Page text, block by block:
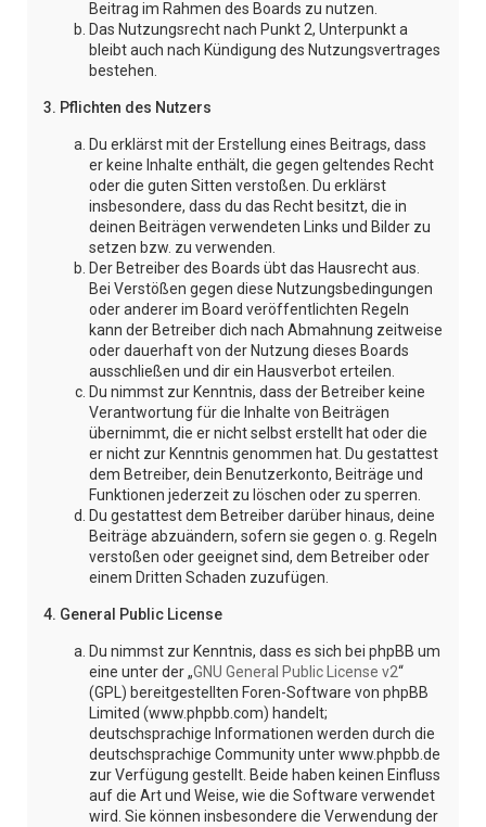
Beitrag im Rahmen des Boards zu nutzen.
Das Nutzungsrecht nach Punkt 2, Unterpunkt a
bleibt auch nach Kündigung des Nutzungsvertrages
bestehen.
3. Pflichten des Nutzers
Du erklärst mit der Erstellung eines Beitrags, dass
er keine Inhalte enthält, die gegen geltendes Recht
oder die guten Sitten verstoßen. Du erklärst
insbesondere, dass du das Recht besitzt, die in
deinen Beiträgen verwendeten Links und Bilder zu
setzen bzw. zu verwenden.
Der Betreiber des Boards übt das Hausrecht aus.
Bei Verstößen gegen diese Nutzungsbedingungen
oder anderer im Board veröffentlichten Regeln
kann der Betreiber dich nach Abmahnung zeitweise
oder dauerhaft von der Nutzung dieses Boards
ausschließen und dir ein Hausverbot erteilen.
Du nimmst zur Kenntnis, dass der Betreiber keine
Verantwortung für die Inhalte von Beiträgen
übernimmt, die er nicht selbst erstellt hat oder die
er nicht zur Kenntnis genommen hat. Du gestattest
dem Betreiber, dein Benutzerkonto, Beiträge und
Funktionen jederzeit zu löschen oder zu sperren.
Du gestattest dem Betreiber darüber hinaus, deine
Beiträge abzuändern, sofern sie gegen o. g. Regeln
verstoßen oder geeignet sind, dem Betreiber oder
einem Dritten Schaden zuzufügen.
4. General Public License
Du nimmst zur Kenntnis, dass es sich bei phpBB um
eine unter der „GNU General Public License v2“
(GPL) bereitgestellten Foren-Software von phpBB
Limited (www.phpbb.com) handelt;
deutschsprachige Informationen werden durch die
deutschsprachige Community unter www.phpbb.de
zur Verfügung gestellt. Beide haben keinen Einfluss
auf die Art und Weise, wie die Software verwendet
wird. Sie können insbesondere die Verwendung der